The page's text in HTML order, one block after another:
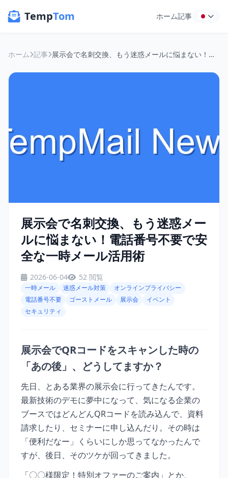
TempTom ホーム記事
ホーム 記事 展示会で名刺交換、もう迷惑メールに悩まない！電話番号不要で安全な一時メール活用術
展示会で名刺交換、もう迷惑メー
ルに悩まない！電話番号不要で安
全な一時メール活用術
2026-06-04 52 閲覧
一時メール 迷惑メール対策
オンラインプライバシー
電話番号不要
ゴーストメール 展示会
イベント
セキュリティ
展示会でQRコードをスキャンした時の
「あの後」、どうしてますか？
先日、とある業界の展示会に行ってきたんです。
最新技術のデモに夢中になって、気になる企業の
ブースではどんどんQRコードを読み込んで、資料
請求したり、セミナーに申し込んだり。その時は
「便利だなー」くらいにしか思ってなかったんで
すが、後日、そのツケが回ってきました。
「〇〇様限定！特別オファーのご案内」とか、